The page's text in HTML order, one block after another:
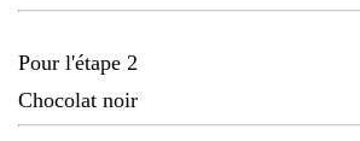
Pour l'étape 2
Chocolat noir